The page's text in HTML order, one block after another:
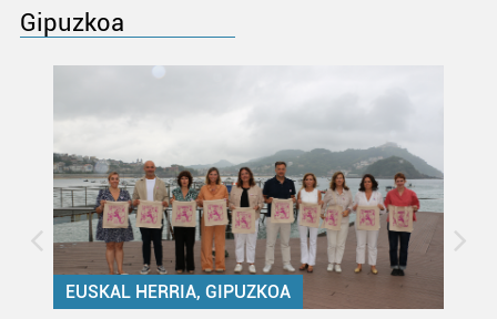
Gipuzkoa
EUSKAL HERRIA, GIPUZKOA